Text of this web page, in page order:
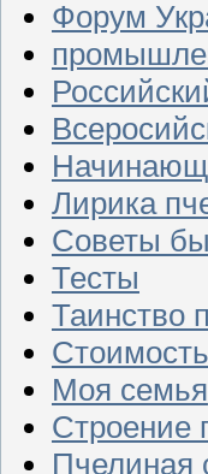
Форум
Лирика
Советы
Тесты
Таинство
Моя семья
Строение
Пчелиная